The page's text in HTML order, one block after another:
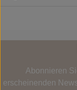
Abonnieren
erscheinenden